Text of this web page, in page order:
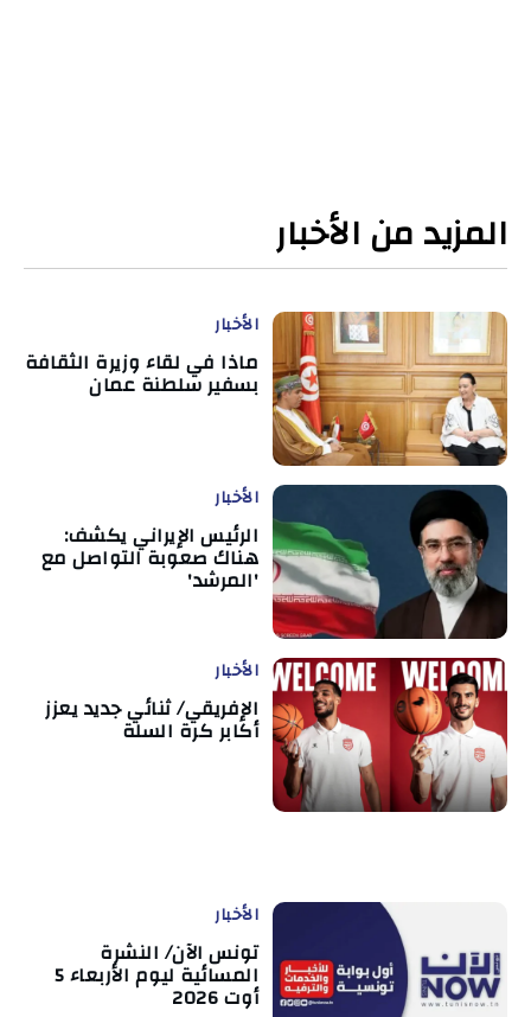
المزيد من الأخبار
الأخبار
ماذا في لقاء وزيرة الثقافة
بسفير سلطنة عمان
الأخبار
الرئيس الإيراني يكشف:
هناك صعوبة التواصل مع
'المرشد'
الأخبار
الإفريقي/ ثنائي جديد يعزز
أكابر كرة السلة
الأخبار
تونس الآن/ النشرة
المسائية ليوم الأربعاء 5
أوت 2026